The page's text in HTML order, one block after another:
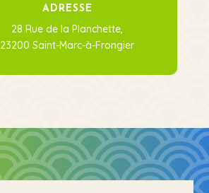
ADRESSE
28 Rue de la Planchette,
23200 Saint-Marc-à-Frongier